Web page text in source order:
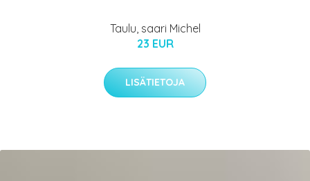
Taulu, saari Michel
23 EUR
LISÄTIETOJA